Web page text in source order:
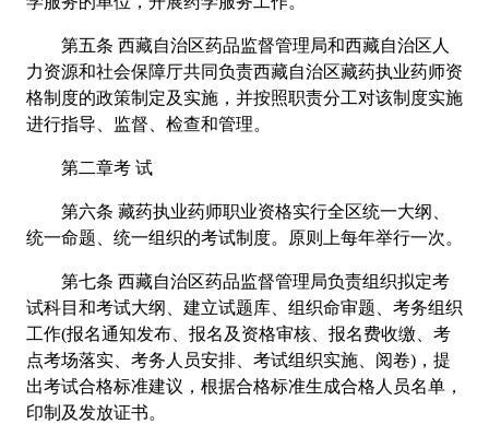
第五条 西藏自治区药品监督管理局和西藏自治区人
力资源和社会保障厅共同负责西藏自治区藏药执业药师资
格制度的政策制定及实施，并按照职责分工对该制度实施
进行指导、监督、检查和管理。
第二章考 试
第六条 藏药执业药师职业资格实行全区统一大纲、
统一命题、统一组织的考试制度。原则上每年举行一次。
第七条 西藏自治区药品监督管理局负责组织拟定考
试科目和考试大纲、建立试题库、组织命审题、考务组织
工作(报名通知发布、报名及资格审核、报名费收缴、考
点考场落实、考务人员安排、考试组织实施、阅卷)，提
出考试合格标准建议，根据合格标准生成合格人员名单，
印制及发放证书。